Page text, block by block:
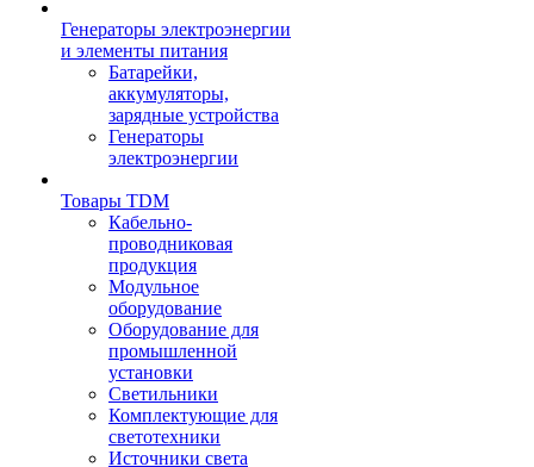
Генераторы электроэнергии
и элементы питания
Батарейки,
аккумуляторы,
зарядные устройства
Генераторы
электроэнергии
Товары TDM
Кабельно-
проводниковая
продукция
Модульное
оборудование
Оборудование для
промышленной
установки
Светильники
Комплектующие для
светотехники
Источники света